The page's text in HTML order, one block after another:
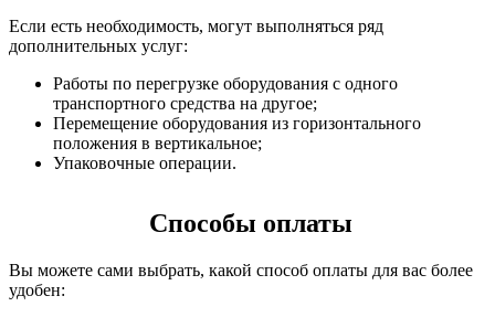
Если есть необходимость, могут выполняться ряд
дополнительных услуг:
Работы по перегрузке оборудования с одного
транспортного средства на другое;
Перемещение оборудования из горизонтального
положения в вертикальное;
Упаковочные операции.
Способы оплаты
Вы можете сами выбрать, какой способ оплаты для вас более
удобен: